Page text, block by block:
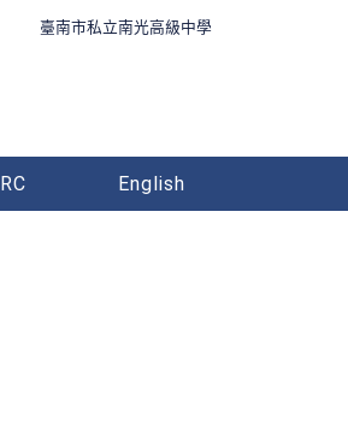
臺南市私立南光高級中學
English